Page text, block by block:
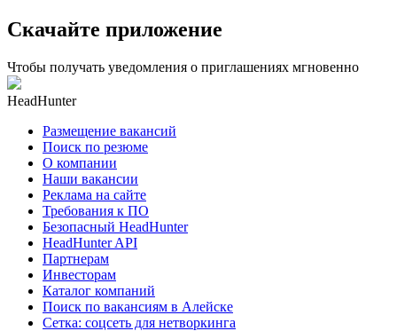
Скачайте приложение
Чтобы получать уведомления о приглашениях мгновенно
HeadHunter
Размещение вакансий
Поиск по резюме
О компании
Наши вакансии
Реклама на сайте
Требования к ПО
Безопасный HeadHunter
HeadHunter API
Партнерам
Инвесторам
Каталог компаний
Поиск по вакансиям в Алейске
Сетка: соцсеть для нетворкинга